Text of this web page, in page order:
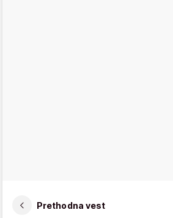
Prethodna vest